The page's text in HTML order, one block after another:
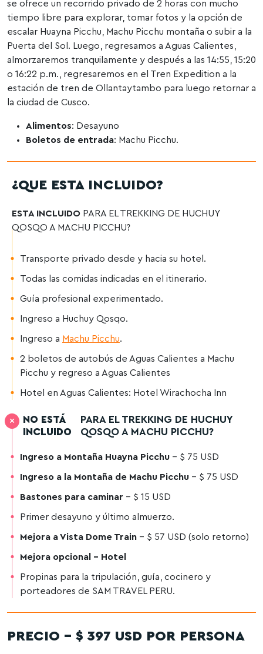
se ofrece un recorrido privado de 2 horas con mucho
tiempo libre para explorar, tomar fotos y la opción de
escalar Huayna Picchu, Machu Picchu montaña o subir a la
Puerta del Sol. Luego, regresamos a Aguas Calientes,
almorzaremos tranquilamente y después a las 14:55, 15:20
o 16:22 p.m., regresaremos en el Tren Expedition a la
estación de tren de Ollantaytambo para luego retornar a
la ciudad de Cusco.
Alimentos: Desayuno
Boletos de entrada: Machu Picchu.
¿QUE ESTA INCLUIDO?
ESTA INCLUIDO PARA EL TREKKING DE HUCHUY
QOSQO A MACHU PICCHU?
Transporte privado desde y hacia su hotel.
Todas las comidas indicadas en el itinerario.
Guía profesional experimentado.
Ingreso a Huchuy Qosqo.
Ingreso a Machu Picchu.
2 boletos de autobús de Aguas Calientes a Machu
Picchu y regreso a Aguas Calientes
Hotel en Aguas Calientes: Hotel Wirachocha Inn
NO ESTÁ
INCLUIDO
PARA EL TREKKING DE HUCHUY
QOSQO A MACHU PICCHU?
Ingreso a Montaña Huayna Picchu – $ 75 USD
Ingreso a la Montaña de Machu Picchu – $ 75 USD
Bastones para caminar – $ 15 USD
Primer desayuno y último almuerzo.
Mejora a Vista Dome Train – $ 57 USD (solo retorno)
Mejora opcional – Hotel
Propinas para la tripulación, guía, cocinero y
porteadores de SAM TRAVEL PERU.
PRECIO – $ 397 USD POR PERSONA